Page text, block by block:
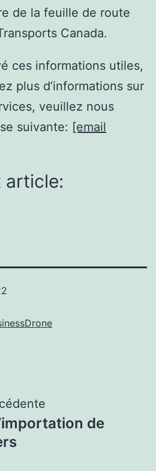
de la feuille de route
Canada.
ces informations utiles,
plus d’informations sur
veuillez nous
suivante: [email
article:
de